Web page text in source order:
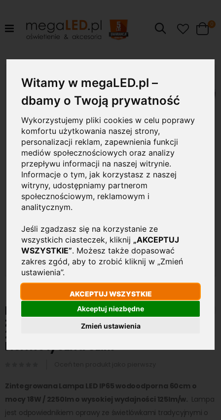
Witamy w megaLED.pl –
dbamy o Twoją prywatność
Wykorzystujemy pliki cookies w celu poprawy
komfortu użytkowania naszej strony,
personalizacji reklam, zapewnienia funkcji
mediów społecznościowych oraz analizy
przepływu informacji na naszej witrynie.
Informacje o tym, jak korzystasz z naszej
witryny, udostępniamy partnerom
społecznościowym, reklamowym i
analitycznym.
Jeśli zgadzasz się na korzystanie ze
wszystkich ciasteczek, kliknij „AKCEPTUJ
WSZYSTKIE”. Możesz także dopasować
zakres zgód, aby to zrobić kliknij w „Zmień
ustawienia”.
AKCEPTUJ WSZYSTKIE
Akceptuj niezbędne
Zmień ustawienia
Szukaj Cart
0
koniec
Przejdź
na
początek
galerii
Lampa świetlówka LED
zintegrowana IP65 60cm 18W
2250lm 4000K Biała
Hermetyczna SLIM
Zintegrowana Lampa LED IP65 wodoodporna 60cm o
mocy 18W / 2250lm o wysokiej wydajności 125lm/w. Lampa
jest odpowiednikiem oprawy ze świetlówkami tradycyjnymi o